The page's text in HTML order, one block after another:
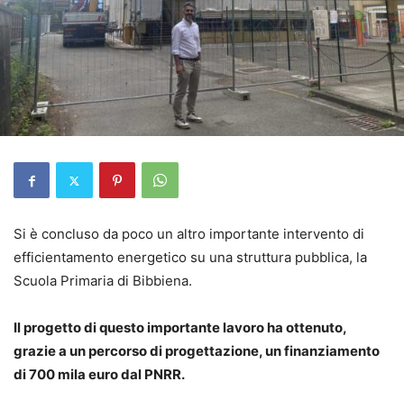
Si è concluso da poco un altro importante intervento di
efficientamento energetico su una struttura pubblica, la
Scuola Primaria di Bibbiena.
Il progetto di questo importante lavoro ha ottenuto,
grazie a un percorso di progettazione, un finanziamento
di 700 mila euro dal PNRR.